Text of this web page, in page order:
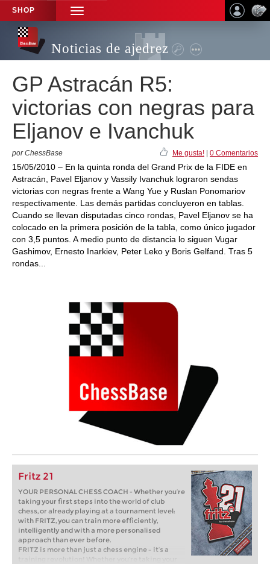
SHOP
TOGGLE
NAVIGATION
Noticias de ajedrez
GP Astracán R5:
victorias con negras para
Eljanov e Ivanchuk
por ChessBase Me gusta! 0 Comentarios
15/05/2010 – En la quinta ronda del Grand Prix de la FIDE en
Astracán, Pavel Eljanov y Vassily Ivanchuk lograron sendas
victorias con negras frente a Wang Yue y Ruslan Ponomariov
respectivamente. Las demás partidas concluyeron en tablas.
Cuando se llevan disputadas cinco rondas, Pavel Eljanov se ha
colocado en la primera posición de la tabla, como único jugador
con 3,5 puntos. A medio punto de distancia lo siguen Vugar
Gashimov, Ernesto Inarkiev, Peter Leko y Boris Gelfand. Tras 5
rondas...
Fritz 21
YOUR PERSONAL CHESS COACH - Whether you’re
taking your first steps into the world of club
chess, or already playing at a tournament level:
with FRITZ, you can train more efficiently,
intelligently and with a more personalised
approach than ever before.
FRITZ is more than just a chess engine – it’s a
training revolution! Whether you’re taking your